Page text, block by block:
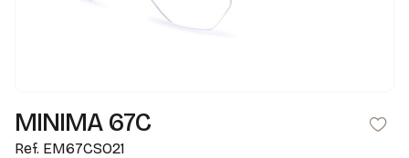
MINIMA 67C
Ref. EM67CSO21